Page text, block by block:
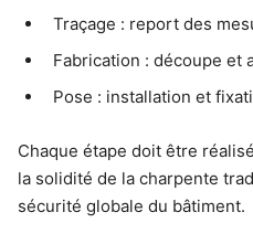
Traçage : report des
Fabrication : découpe et
Pose : installation et
Chaque étape doit être
la solidité de la charpente
sécurité globale du bâtiment.